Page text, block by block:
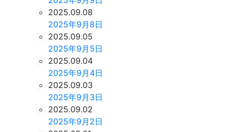
2025.09.08
2025年9月8日
2025.09.05
2025年9月5日
2025.09.04
2025年9月4日
2025.09.03
2025年9月3日
2025.09.02
2025年9月2日